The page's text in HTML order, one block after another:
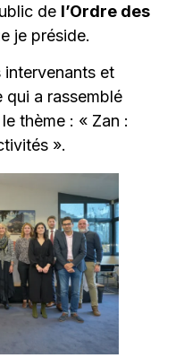
de l’Ordre des
je préside.
intervenants et
a rassemblé
thème : « Zan :
».